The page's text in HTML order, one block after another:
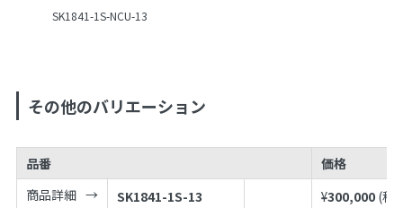
SK1841-1S-NCU-13
その他のバリエーション
品番
価格
商品詳細
SK1841-1S-13 ¥300,000 (税